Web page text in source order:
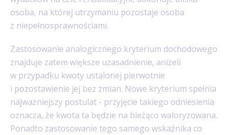
osoba, na której utrzymaniu pozostaje osoba
z niepełnosprawnościami.
Zastosowanie analogicznego kryterium dochodowego
znajduje zatem większe uzasadnienie, aniżeli
w przypadku kwoty ustalonej pierwotnie
i pozostawienie jej bez zmian. Nowe kryterium spełnia
najważniejszy postulat - przyjęcie takiego odniesienia
oznacza, że kwota ta będzie na bieżąco waloryzowana.
Ponadto zastosowanie tego samego wskaźnika co